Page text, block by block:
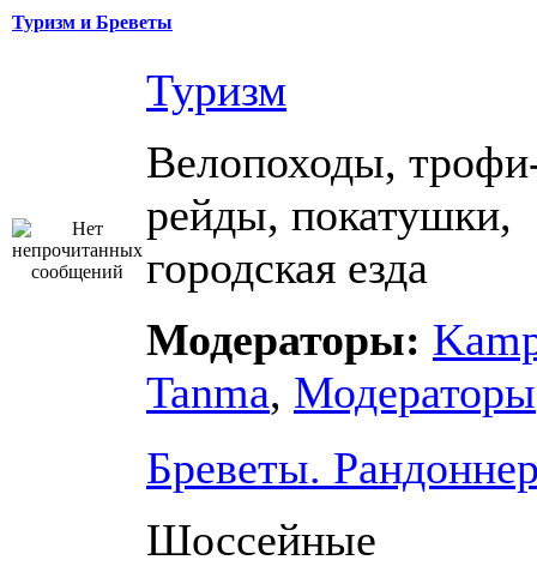
Туризм и Бреветы
Туризм
Велопоходы,
рейды, покатушки,
городская езда
Модераторы:
Tanma, Модераторы
Бреветы.
Шоссейные